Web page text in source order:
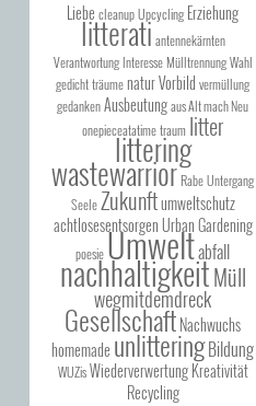
Liebe cleanupUpcycling Erziehung
litterati antennekärnten
VerantwortungInteresse MülltrennungWahl
gedichtträumenaturVorbild vermüllung
gedankenAusbeutungaus Alt mach Neu
onepieceatatimetraum litter
littering
wastewarrior RabeUntergang
SeeleZukunftumweltschutz
achtlosesentsorgenUrban Gardening
poesieUmweltabfall
nachhaltigkeitMüll
wegmitdemdreck
GesellschaftNachwuchs
homemade unlitteringBildung
WUZisWiederverwertungKreativität
Recycling